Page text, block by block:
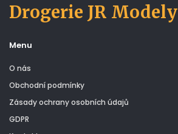
Drogerie JR Modely
Menu
O nás
Obchodní podmínky
Zásady ochrany osobních údajů
GDPR